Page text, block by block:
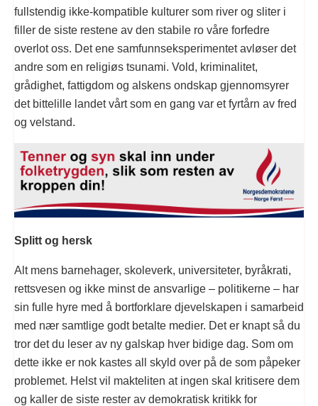
fullstendig ikke-kompatible kulturer som river og sliter i
filler de siste restene av den stabile ro våre forfedre
overlot oss. Det ene samfunnseksperimentet avløser det
andre som en religiøs tsunami. Vold, kriminalitet,
grådighet, fattigdom og alskens ondskap gjennomsyrer
det bittelille landet vårt som en gang var et fyrtårn av fred
og velstand.
Splitt og hersk
Alt mens barnehager, skoleverk, universiteter, byråkrati,
rettsvesen og ikke minst de ansvarlige – politikerne – har
sin fulle hyre med å bortforklare djevelskapen i samarbeid
med nær samtlige godt betalte medier. Det er knapt så du
tror det du leser av ny galskap hver bidige dag. Som om
dette ikke er nok kastes all skyld over på de som påpeker
problemet. Helst vil makteliten at ingen skal kritisere dem
og kaller de siste rester av demokratisk kritikk for